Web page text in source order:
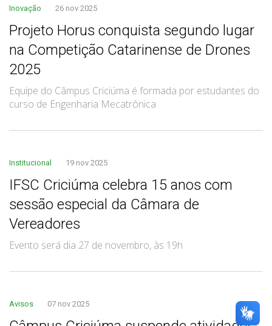
Inovação 26 nov 2025
Projeto Horus conquista segundo lugar
na Competição Catarinense de Drones
2025
Equipe do Câmpus Criciúma é formada por estudantes do
curso de Engenharia Mecatrônica
Institucional 19 nov 2025
IFSC Criciúma celebra 15 anos com
sessão especial da Câmara de
Vereadores
Evento será dia 27 de novembro, às 19h
Avisos 07 nov 2025